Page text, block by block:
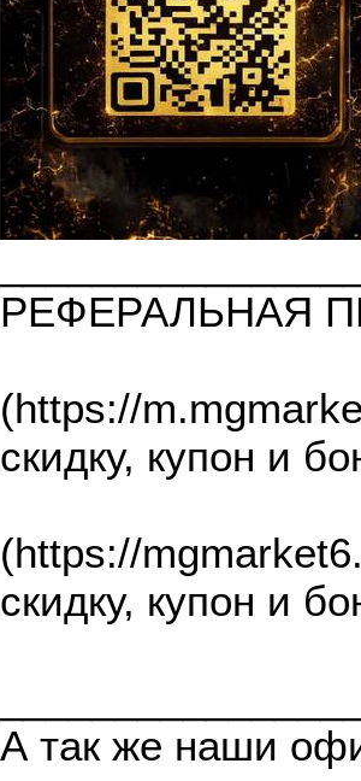
РЕФЕРАЛЬНАЯ
(https://
скидку, купон и
(https://
скидку, купон и
А так же наши